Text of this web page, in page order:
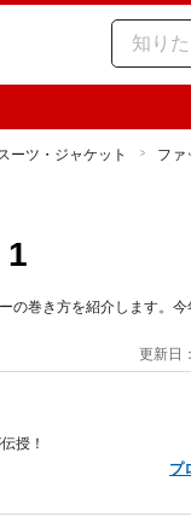
ーツ・ジャケット ファ
1
の巻き方を紹介します。
更新日
授！
プ